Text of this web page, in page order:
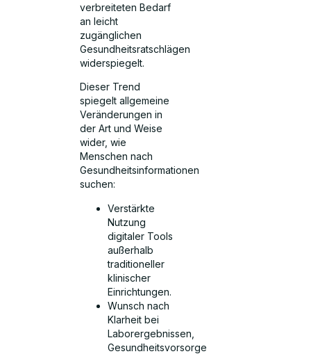
verbreiteten Bedarf
an leicht
zugänglichen
Gesundheitsratschlägen
widerspiegelt.
Dieser Trend
spiegelt allgemeine
Veränderungen in
der Art und Weise
wider, wie
Menschen nach
Gesundheitsinformationen
suchen:
Verstärkte
Nutzung
digitaler Tools
außerhalb
traditioneller
klinischer
Einrichtungen.
Wunsch nach
Klarheit bei
Laborergebnissen,
Gesundheitsvorsorge